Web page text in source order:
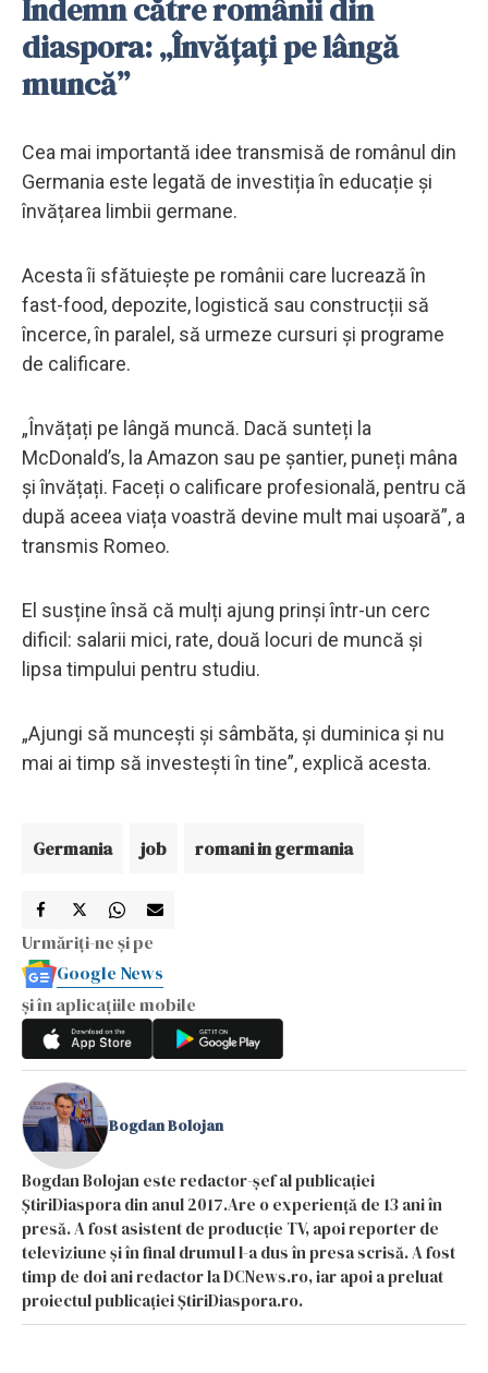
Îndemn către românii din
diaspora: „Învățați pe lângă
muncă”
Cea mai importantă idee transmisă de românul din
Germania este legată de investiția în educație și
învățarea limbii germane.
Acesta îi sfătuiește pe românii care lucrează în
fast-food, depozite, logistică sau construcții să
încerce, în paralel, să urmeze cursuri și programe
de calificare.
„Învățați pe lângă muncă. Dacă sunteți la
McDonald’s, la Amazon sau pe șantier, puneți mâna
și învățați. Faceți o calificare profesională, pentru că
după aceea viața voastră devine mult mai ușoară”, a
transmis Romeo.
El susține însă că mulți ajung prinși într-un cerc
dificil: salarii mici, rate, două locuri de muncă și
lipsa timpului pentru studiu.
„Ajungi să muncești și sâmbăta, și duminica și nu
mai ai timp să investești în tine”, explică acesta.
Germania job romani in germania
Urmăriți-ne și pe
Google News
și în aplicațiile mobile
Bogdan Bolojan
Bogdan Bolojan este redactor-șef al publicației
ȘtiriDiaspora din anul 2017.Are o experiență de 13 ani în
presă. A fost asistent de producție TV, apoi reporter de
televiziune și în final drumul l-a dus în presa scrisă. A fost
timp de doi ani redactor la DCNews.ro, iar apoi a preluat
proiectul publicației ȘtiriDiaspora.ro.